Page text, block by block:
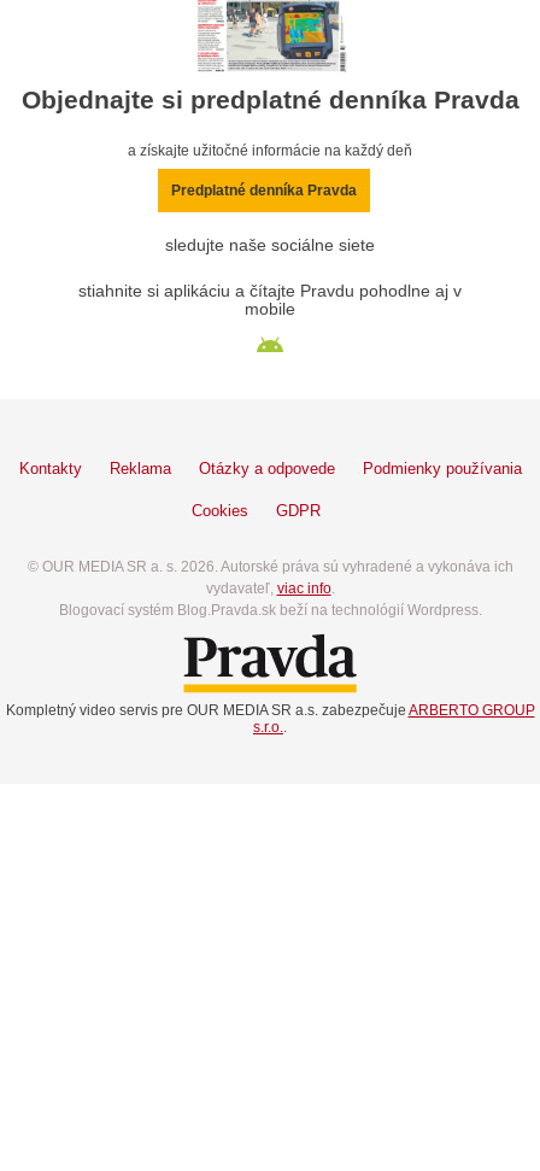
Objednajte si predplatné denníka Pravda
a získajte užitočné informácie na každý deň
Predplatné denníka Pravda
sledujte naše sociálne siete
stiahnite si aplikáciu a čítajte Pravdu pohodlne aj v
mobile
Kontakty Reklama Otázky a odpovede Podmienky používania
Cookies GDPR
© OUR MEDIA SR a. s. 2026. Autorské práva sú vyhradené a vykonáva ich
vydavateľ, viac info.
Blogovací systém Blog.Pravda.sk beží na technológií Wordpress.
Kompletný video servis pre OUR MEDIA SR a.s. zabezpečuje ARBERTO GROUP
s.r.o..